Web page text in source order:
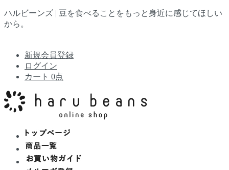
ハルビーンズ | 豆を食べることをもっと身近に感じてほしい
から。
新規会員登録
ログイン
カート 0点